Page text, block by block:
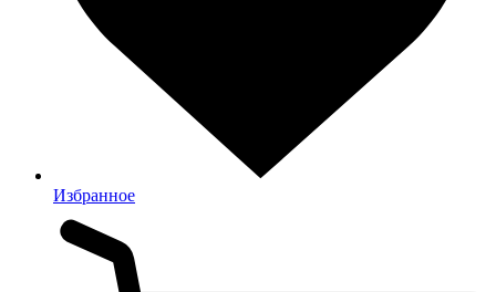
Избранное